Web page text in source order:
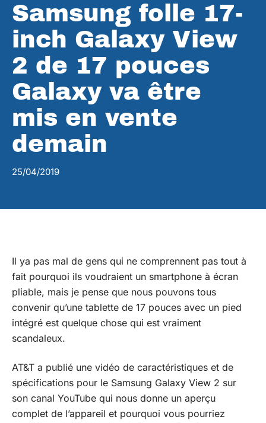
Samsung folle 17-
inch Galaxy View
2 de 17 pouces
Galaxy va être
mis en vente
demain
25/04/2019
Il ya pas mal de gens qui ne comprennent pas tout à
fait pourquoi ils voudraient un smartphone à écran
pliable, mais je pense que nous pouvons tous
convenir qu’une tablette de 17 pouces avec un pied
intégré est quelque chose qui est vraiment
scandaleux.
AT&T a publié une vidéo de caractéristiques et de
spécifications pour le Samsung Galaxy View 2 sur
son canal YouTube qui nous donne un aperçu
complet de l’appareil et pourquoi vous pourriez